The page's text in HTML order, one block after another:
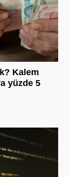
Kalem
yüzde 5